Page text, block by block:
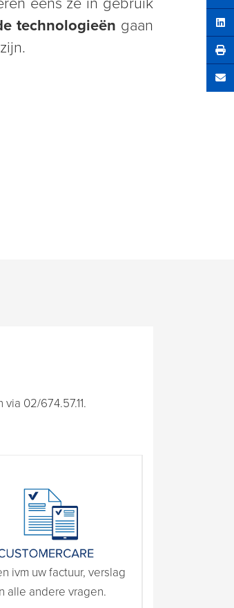
technologieën gaan
02/674.57.11.
ivm uw factuur, verslag
alle andere vragen.